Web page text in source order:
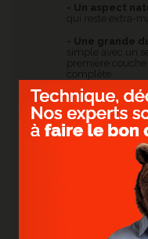
- Un aspect
qui reste extra-
- Une grande
simple avec un
première
complète.
- Etanche,
reste le principal
besoin de se
pouvez le poser
- Rapide et
rapide à poser
breveté, poser
secret pour vous.
ARDOISE NOIRE